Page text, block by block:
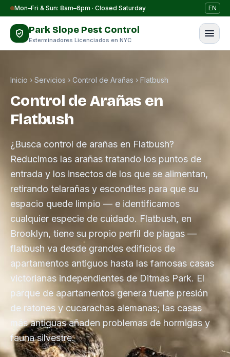
Saltar al contenido
Mon–Fri & Sun: 8am–6pm · Closed Saturday EN
Park Slope Pest Control
Exterminadores Licenciados en NYC
Inicio › Servicios › Control de Arañas › Flatbush
Control de Arañas en
Flatbush
¿Busca control de arañas en Flatbush?
Reducimos las arañas tratando los puntos de
entrada y los insectos de los que se alimentan,
retirando telarañas y escondites para que su
espacio quede limpio — e identificamos
cualquier especie de cuidado. Flatbush, en
Brooklyn, tiene su propio perfil de plagas —
flatbush va desde grandes edificios de
apartamentos antiguos hasta las famosas casas
victorianas independientes de Ditmas Park. El
parque de apartamentos genera fuerte presión
de ratones y cucarachas alemanas; las casas
más antiguas añaden problemas de hormigas y
fauna silvestre.